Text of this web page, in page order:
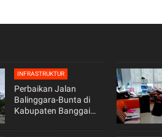
INFRASTRUKTUR
Perbaikan Jalan
Balinggara-Bunta di
Kabupaten Banggai